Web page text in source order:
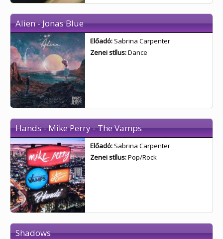
Alien - Jonas Blue
Előadó: Sabrina Carpenter
Zenei stílus:Dance
Hands - Mike Perry - The Vamps
Előadó: Sabrina Carpenter
Zenei stílus:Pop/Rock
Shadows